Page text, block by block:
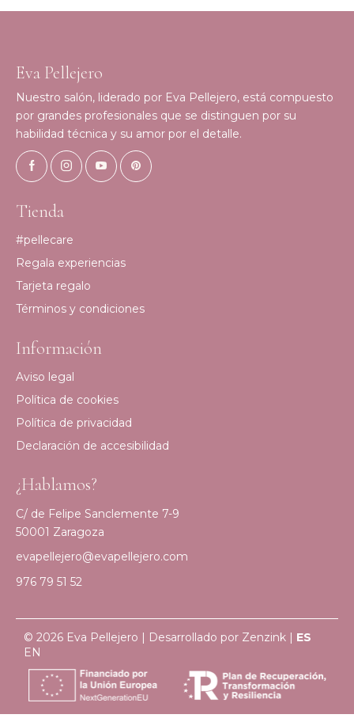
Eva Pellejero
Nuestro salón, liderado por Eva Pellejero, está compuesto
por grandes profesionales que se distinguen por su
habilidad técnica y su amor por el detalle.
Tienda
#pellecare
Regala experiencias
Tarjeta regalo
Términos y condiciones
Información
Aviso legal
Política de cookies
Política de privacidad
Declaración de accesibilidad
¿Hablamos?
C/ de Felipe Sanclemente 7-9
50001 Zaragoza
evapellejero@evapellejero.com
976 79 51 52
© 2026 Eva Pellejero | Desarrollado por Zenzink
ES
EN